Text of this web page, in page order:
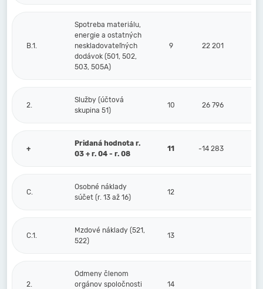
B.1.
Spotreba materiálu,
energie a ostatných
neskladovateľných
dodávok (501, 502,
503, 505A)
9 22 201
2.
Služby (účtová
skupina 51)
10 26 796
+
Pridaná hodnota r.
03 + r. 04 - r. 08
11 -14 283
C.
Osobné náklady
súčet (r. 13 až 16)
12
C.1.
Mzdové náklady (521,
522)
13
2.
Odmeny členom
orgánov spoločnosti
14